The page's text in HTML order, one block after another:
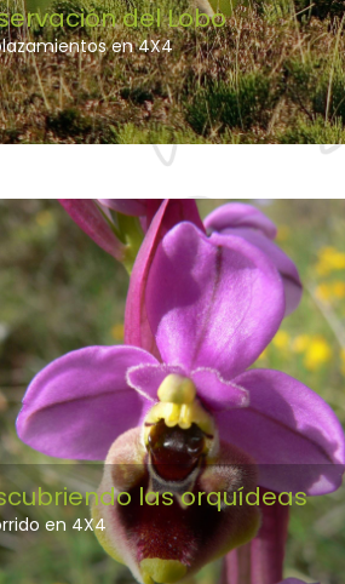
del Lobo
en 4X4
las orquídeas
en 4X4